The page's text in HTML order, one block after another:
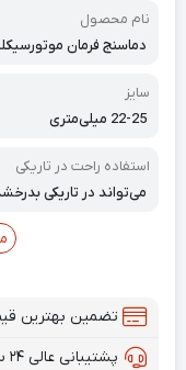
نام محصول
دماسنج فرمان
سایز
22-25 میلی‌متری
استفاده راحت در تاریکی
می‌تواند در تاریکی
تضمین بهترین
پشتیبانی عالی ۲۴ ساعته، ۷ روز هفته